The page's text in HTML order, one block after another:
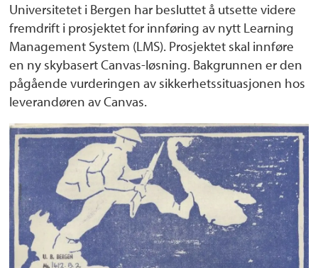
Universitetet i Bergen har besluttet å utsette videre
fremdrift i prosjektet for innføring av nytt Learning
Management System (LMS). Prosjektet skal innføre
en ny skybasert Canvas-løsning. Bakgrunnen er den
pågående vurderingen av sikkerhetssituasjonen hos
leverandøren av Canvas.